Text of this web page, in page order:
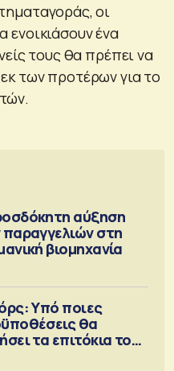
οι
ενοικιάσουν ένα
τους θα πρέπει να
των προτέρων για το
αύξηση
στη
βιομηχανία
Υπό ποιες
θα
τα επιτόκια τον